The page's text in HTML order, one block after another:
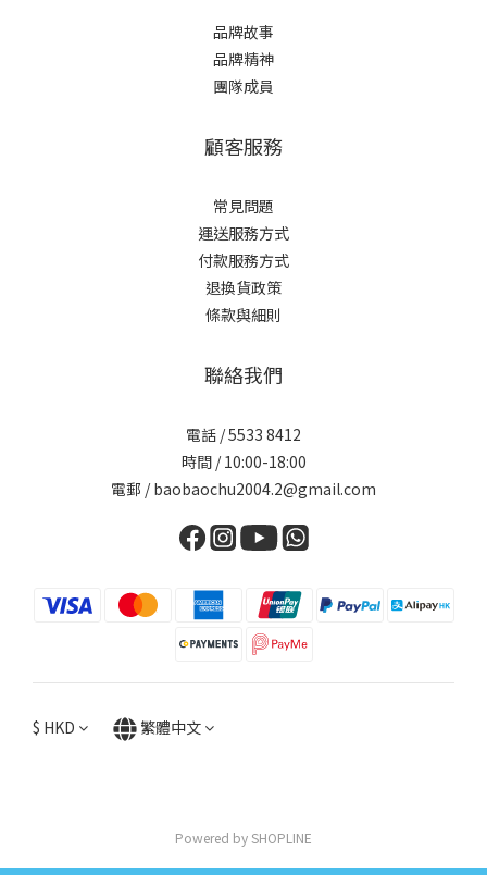
品牌故事
品牌精神
團隊成員
顧客服務
常見問題
運送服務方式
付款服務方式
退換貨政策
條款與細則
聯絡我們
電話 / 5533 8412
時間 / 10:00-18:00
電郵 / baobaochu2004.2@gmail.com
$ HKD 繁體中文
Powered by SHOPLINE